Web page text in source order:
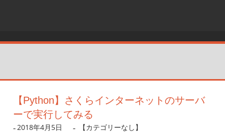
【Python】さくらインターネットのサーバ
ーで実行してみる
2018年4月5日 dev
【カテゴリーなし】